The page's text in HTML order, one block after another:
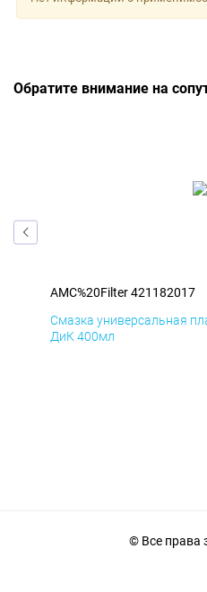
Обратите внимание на
AMC%20Filter 421182017
Смазка универсальная
ДиК 400мл
© Все